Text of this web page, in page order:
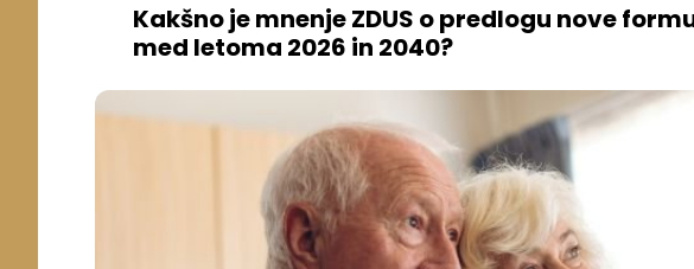
Kakšno je mnenje ZDUS o predlogu nove
med letoma 2026 in 2040?